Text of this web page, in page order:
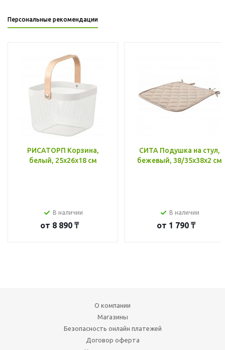
Персональные рекомендации
РИСАТОРП Корзина,
белый, 25x26x18 см
В наличии
от 8 890 ₸
СИТА Подушка на стул,
бежевый, 38/35x38x2 см
В наличии
от 1 790 ₸
О компании
Магазины
Безопасность онлайн платежей
Договор оферта